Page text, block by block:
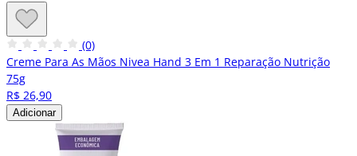
(0)
Creme Para As Mãos Nivea Hand 3 Em 1 Reparação Nutrição
75g
R$ 26,90
Adicionar